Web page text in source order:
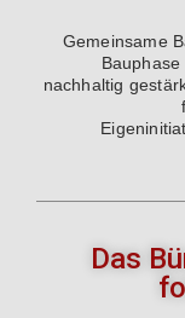
Gemeinsame
nachhaltig
Das